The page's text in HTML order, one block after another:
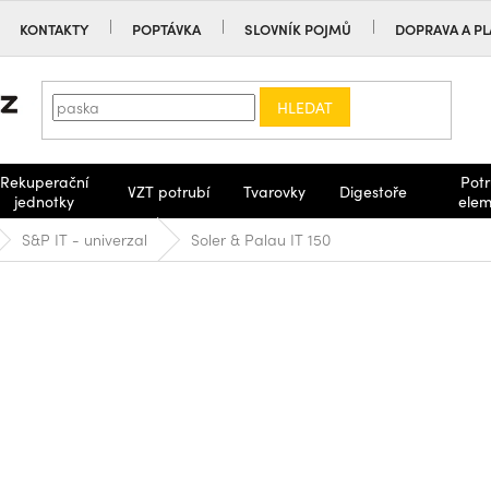
KONTAKTY POPTÁVKA SLOVNÍK POJMŮ DOPRAVA A
HLEDAT
Rekuperační
jednotky
VZT potrubí Tvarovky Digestoře
S&P IT - univerzal Soler & Palau IT 150